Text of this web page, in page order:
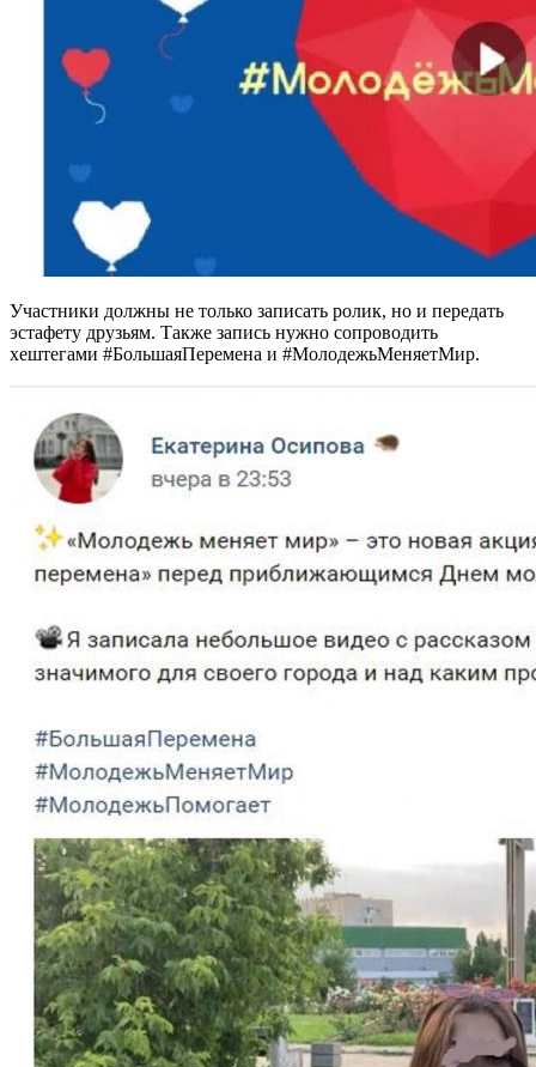
Участники должны не только записать ролик, но и передать
эстафету друзьям. Также запись нужно сопроводить
хештегами #БольшаяПеремена и #МолодежьМеняетМир.